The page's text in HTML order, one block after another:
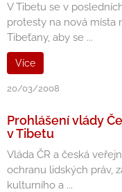
V Tibetu se v
protesty na nová místa
Tibeťany, aby se ...
Více
20/03/2008
Prohlášení vlády
v Tibetu
Vláda ČR a česká
ochranu lidských práv,
kulturního a ...